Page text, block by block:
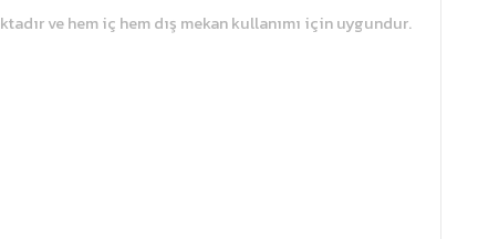
ve hem iç hem dış mekan kullanımı için uygundur.